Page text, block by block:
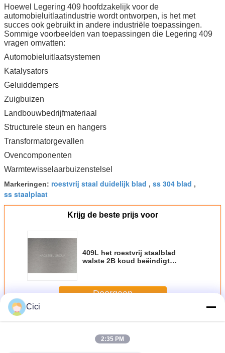
Hoewel Legering 409 hoofdzakelijk voor de
automobieluitlaatindustrie wordt ontworpen, is het met
succes ook gebruikt in andere industriële toepassingen.
Sommige voorbeelden van toepassingen die Legering 409
vragen omvatten:
Automobieluitlaatsystemen
Katalysators
Geluiddempers
Zuigbuizen
Landbouwbedrijfmateriaal
Structurele steun en hangers
Transformatorgevallen
Ovencomponenten
Warmtewisselaarbuizenstelsel
Markeringen: roestvrij staal duidelijk blad , ss 304 blad ,
ss staalplaat
Krijg de beste prijs voor
409L het roestvrij staalblad
walste 2B koud beëindigt
Doorgaan
MeerRoestvast stalen platen
Cici
2:35 PM